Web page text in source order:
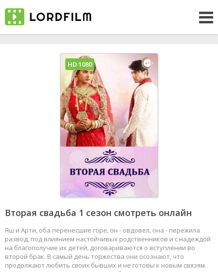
Вторая свадьба 1 сезон смотреть онлайн
Яш и Арти, оба перенесшие горе, он - овдовел, она - пережила
развод, под влиянием настойчивых родственников и с надеждой
на благополучие их детей, договариваются о вступлении во
второй брак. В самый день торжества они осознают, что
продолжают любить своих бывших и не готовы к новым связям.
HD 1080